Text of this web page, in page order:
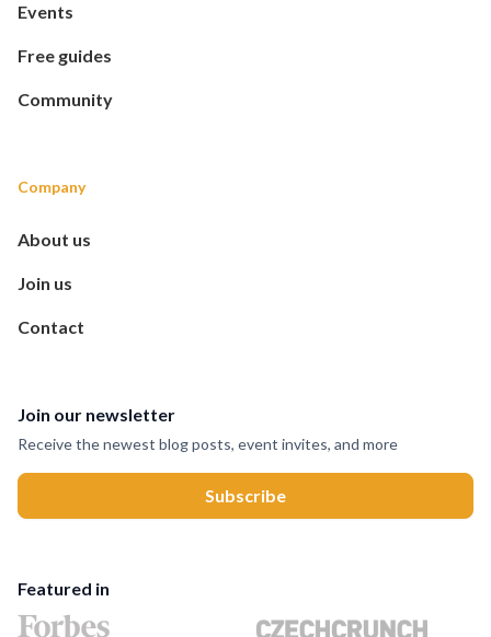
Events
Free guides
Community
Company
About us
Join us
Contact
Join our newsletter
Receive the newest blog posts, event invites, and more
Featured in